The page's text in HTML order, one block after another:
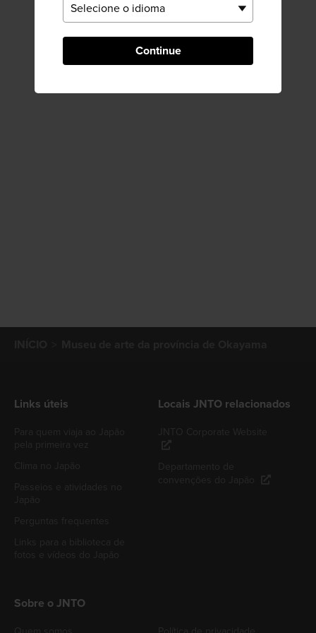
Continue
Links úteis Locais JNTO relacionados
Sobre o JNTO